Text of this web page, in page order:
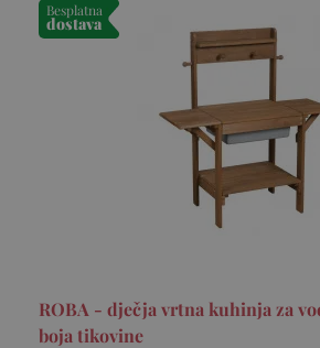
Besplatna
dostava
ROBA - dječja vrtna kuhinja za
boja tikovine